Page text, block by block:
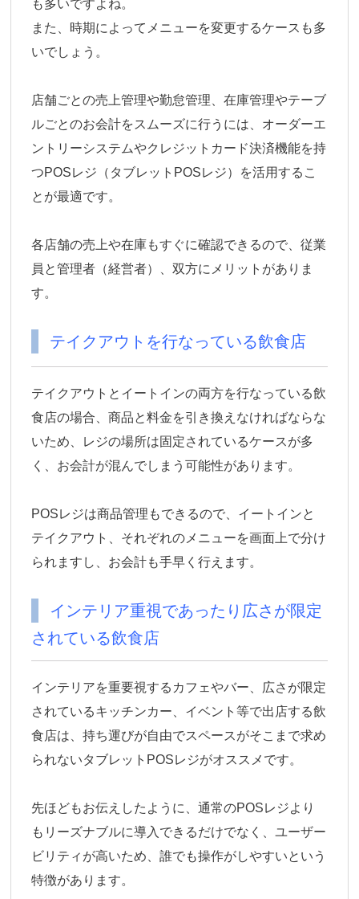
も多いですよね。
また、時期によってメニューを変更するケースも多
いでしょう。
店舗ごとの売上管理や勤怠管理、在庫管理やテーブ
ルごとのお会計をスムーズに行うには、オーダーエ
ントリーシステムやクレジットカード決済機能を持
つPOSレジ（タブレットPOSレジ）を活用するこ
とが最適です。
各店舗の売上や在庫もすぐに確認できるので、従業
員と管理者（経営者）、双方にメリットがありま
す。
テイクアウトを行なっている飲食店
テイクアウトとイートインの両方を行なっている飲
食店の場合、商品と料金を引き換えなければならな
いため、レジの場所は固定されているケースが多
く、お会計が混んでしまう可能性があります。
POSレジは商品管理もできるので、イートインと
テイクアウト、それぞれのメニューを画面上で分け
られますし、お会計も手早く行えます。
インテリア重視であったり広さが限定
されている飲食店
インテリアを重要視するカフェやバー、広さが限定
されているキッチンカー、イベント等で出店する飲
食店は、持ち運びが自由でスペースがそこまで求め
られないタブレットPOSレジがオススメです。
先ほどもお伝えしたように、通常のPOSレジより
もリーズナブルに導入できるだけでなく、ユーザー
ビリティが高いため、誰でも操作がしやすいという
特徴があります。